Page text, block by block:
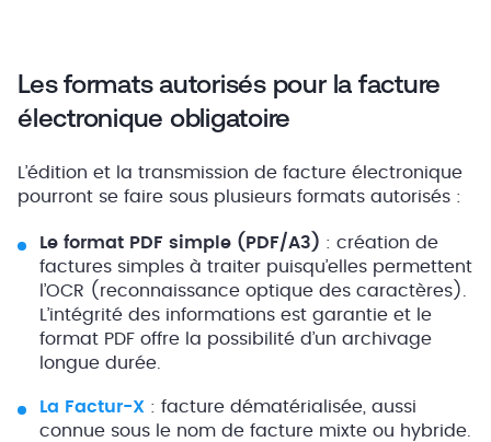
Les formats autorisés pour la facture
électronique obligatoire
L’édition et la transmission de facture électronique
pourront se faire sous plusieurs formats autorisés :
Le format PDF simple (PDF/A3) : création de
factures simples à traiter puisqu’elles permettent
l’OCR (reconnaissance optique des caractères).
L’intégrité des informations est garantie et le
format PDF offre la possibilité d’un archivage
longue durée.
La Factur-X : facture dématérialisée, aussi
connue sous le nom de facture mixte ou hybride.